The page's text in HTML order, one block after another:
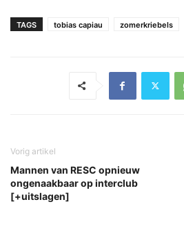
TAGS tobias capiau zomerkriebels
Vorig artikel
Mannen van RESC opnieuw
ongenaakbaar op interclub
[+uitslagen]